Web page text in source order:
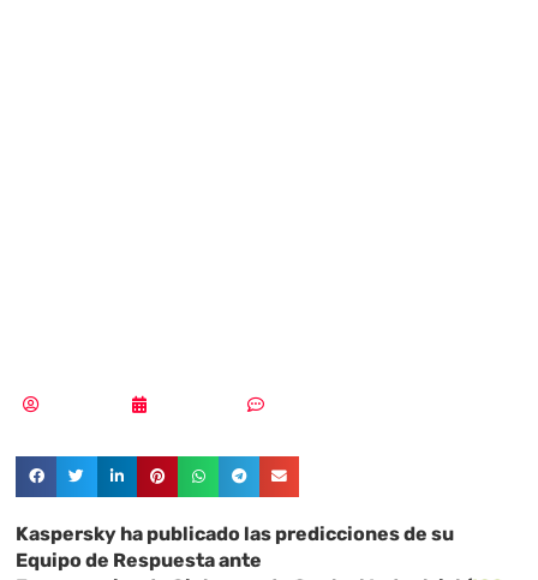
Kaspersky ha publicado las predicciones de su
Equipo de Respuesta ante